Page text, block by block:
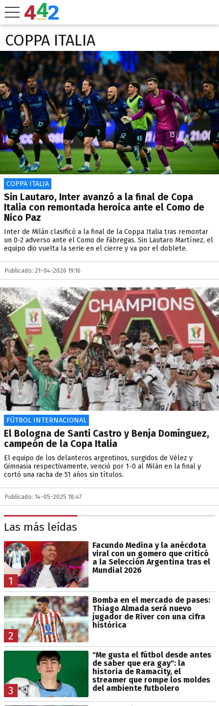
COPPA ITALIA
COPPA ITALIA
Sin Lautaro, Inter avanzó a la final de Copa
Italia con remontada heroica ante el Como de
Nico Paz
Inter de Milán clasificó a la final de la Coppa Italia tras remontar
un 0-2 adverso ante el Como de Fábregas. Sin Lautaro Martínez, el
equipo dio vuelta la serie en el cierre y va por el doblete.
Publicado: 21-04-2026 19:16
FÚTBOL INTERNACIONAL
El Bologna de Santi Castro y Benja Domínguez,
campeón de la Copa Italia
El equipo de los delanteros argentinos, surgidos de Vélez y
Gimnasia respectivamente, venció por 1-0 al Milán en la final y
cortó una racha de 51 años sin títulos.
Publicado: 14-05-2025 18:47
Las más leídas
1
Facundo Medina y la anécdota
viral con un gomero que criticó
a la Selección Argentina tras el
Mundial 2026
2
Bomba en el mercado de pases:
Thiago Almada será nuevo
jugador de River con una cifra
histórica
3
"Me gusta el fútbol desde antes
de saber que era gay": la
historia de Ramacity, el
streamer que rompe los moldes
del ambiente futbolero